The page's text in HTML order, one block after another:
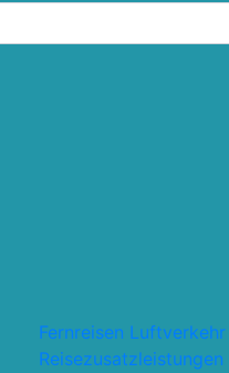
Fernreisen Luftverkehr
Reisezusatzleistungen